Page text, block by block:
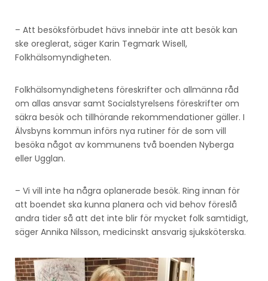
– Att besöksförbudet hävs innebär inte att besök kan
ske oreglerat, säger Karin Tegmark Wisell,
Folkhälsomyndigheten.
Folkhälsomyndighetens föreskrifter och allmänna råd
om allas ansvar samt Socialstyrelsens föreskrifter om
säkra besök och tillhörande rekommendationer gäller. I
Älvsbyns kommun införs nya rutiner för de som vill
besöka något av kommunens två boenden Nyberga
eller Ugglan.
– Vi vill inte ha några oplanerade besök. Ring innan för
att boendet ska kunna planera och vid behov föreslå
andra tider så att det inte blir för mycket folk samtidigt,
säger Annika Nilsson, medicinskt ansvarig sjuksköterska.